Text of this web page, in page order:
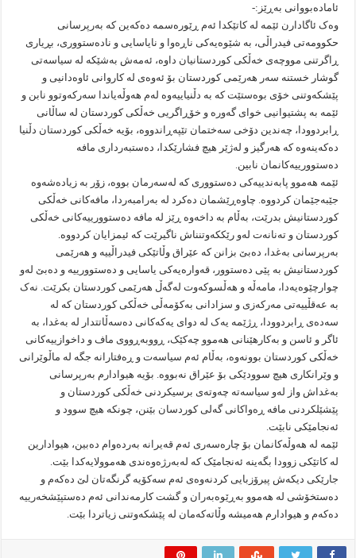
ئامادەبووانی بەڕێز:-
وەک ئاگادارن ئێمە لە کاتێکدا ئەم ڕێورەسمە دەکەین کە بەرپرسانی
حکوومەتی فیدراڵی، بە شێوەیەکی ناڕەوا و نایاسایی و نادەستووری، بڕیاری
ڕاگرتنی مووچەی خەڵکی کوردستانیان داوە، ئەمەش بەشێکە لە سیاسەتی
گوشار خستنە سەر هەرێمی کوردستان بۆ ئەوەی لە کاروانی ئاوەدانیی و
پێشکەوتنی خۆی بوەستێت کە بە دڵنیاییەوە لەم هەوڵەیاندا سەرکەوتوو نابن و
ئێمە بە پشتیوانیی خوای گەورە و خۆڕاگریی خەڵکی کوردستان لە ساڵانی
ڕابردوودا، چەندین دۆخی سەختمان تێپەڕاندووە، بۆیە خەڵکی کوردستان دڵنیا
دەکەینەوە کە هەرگیز و لەژێر هیچ فشارێکدا، دەستبەرداری مافە
دەستوورییەکانمان نابین.
ئێمە هەموو پابەندییەکی دەستووری کە لەسەرمان بووە، زۆر بە زیادەشەوە
جێبەجێمان کردووە. چاوەڕێشمان دەکرد لە بەرامبەردا، مافەکانی خەڵکی
کوردستانیش بدرێت، بەڵام بە داخەوە ڕێز لە مافە دەستوورییەکانی خەڵکی
کوردستان و تەنانەت لەو رێککەوتنناش ناگیرێت کە ئیمزایان کردووە.
بەرپرسانی بەغدا، دەبێ بزانن کە عێراق وڵاتێکی فیدراڵییە و هەرێمی
کوردستانیش بە پێی دەستوور، قەوارەیەکی یاسایی و دەستوورییە و دەبێ لەو
چوارچێوەیەدا، مامەڵە و هەڵسوکەوت لەگەڵ هەرێمی کوردستان بکرێت. نەک
بە عەقڵییەتی مەرکەزی و سزادانی بەکۆمەڵی خەڵکی کوردستان کە لە
سەدەی ڕابردوودا، ڕژێمە یەک لە دوای یەکەکانی دەسەڵاتتدار لە بەغدا، بە
ئاگر و ئاسن و بەکارهێنانی هەموو چەکێک، ڕووبەڕووی ماف و داخوازییەکانی
خەڵکی کوردستان بوونەوە، بەڵام ئەم سیاسەت و ڕەفتارانە جگە لە ماڵوێرانی
و وێرانکاری هیچ سوودێکی بۆ عێراق نەبووە. بۆیە هیوادارم بەرپرسانی
بەغداش واز لەو سیاسەتە چەوتەی برسیکردنی خەڵکی کوردستان و
پێشێلکردنی مافە ڕەواکانی گەلی کوردسان بێنن، چونکە هیچ سوود و
ئەنجامێکی نابێت.
ئێمە لە هەوڵەکانمان بۆ چارەسەری ئەم قەیرانە بەردەوام دەبین، هیوادارین
لە کاتێکی زوودا بگەینە ئەنجامێک کە لەبەرژەوەندی هەموولایەکدا بێت.
جارێکی دیکەش پیرۆزبایی کردنەوەی ئەم سەکۆیە گرنگەتان لێ دەکەم و
دەستخۆشی لە هەموو بەڕێوەبەران و گشت کارمەندانی ئەم دەستپێشخەرییە
دەکەم و هیوادارم هەمیشە وڵاتەکەمان لە پێشکەوتنی زیاتردا بێت.